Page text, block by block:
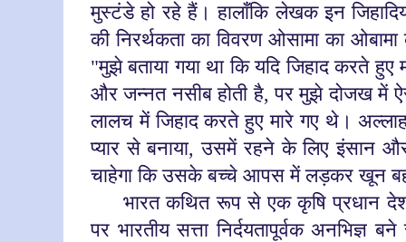
मुस्टंडे हो रहे हैं। हालाँकि लेखक इन
की निरर्थकता का विवरण ओसामा का
"मुझे बताया गया था कि यदि जिहाद करते
और जन्नत नसीब होती है, पर मुझे दोजख में
लालच में जिहाद करते हुए मारे गए थे।
प्यार से बनाया, उसमें रहने के लिए इंसान
चाहेगा कि उसके बच्चे आपस में लड़कर खून
भारत कथित रूप से एक कृषि प्रधान देश
पर भारतीय सत्ता निर्दयतापूर्वक अनभिज्ञ